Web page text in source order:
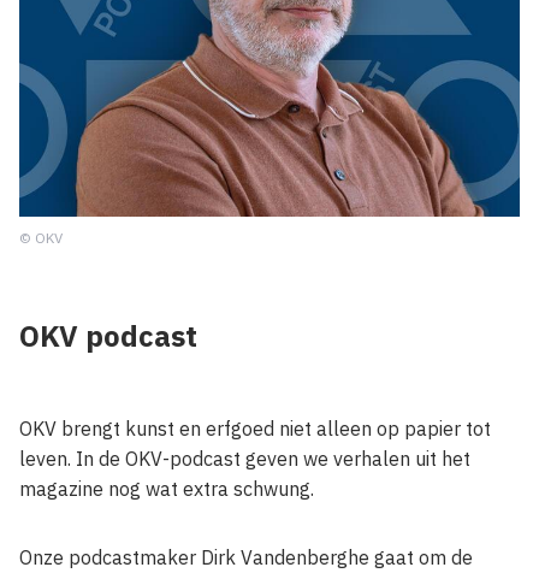
© OKV
OKV podcast
OKV brengt kunst en erfgoed niet alleen op papier tot
leven. In de OKV-podcast geven we verhalen uit het
magazine nog wat extra schwung.
Onze podcastmaker Dirk Vandenberghe gaat om de